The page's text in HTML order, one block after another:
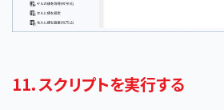
11．スクリプトを実行する